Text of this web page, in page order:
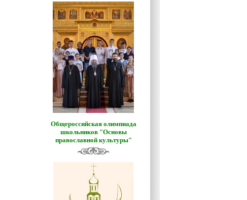
Общероссийская олимпиада
школьников "Основы
православной культуры"